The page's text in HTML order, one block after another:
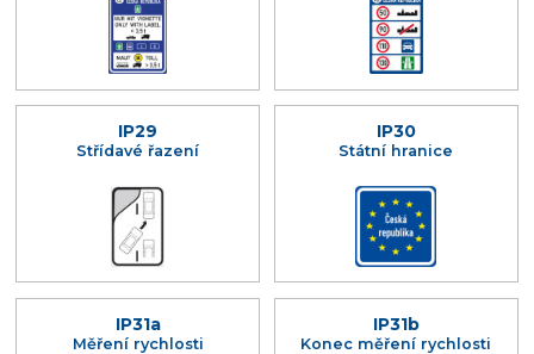
IP29
Střídavé řazení
IP30
Státní hranice
IP31a
Měření rychlosti
IP31b
Konec měření rychlosti